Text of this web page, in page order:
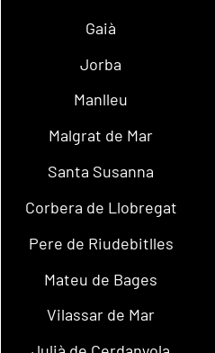
Gaià
Jorba
Manlleu
Malgrat de Mar
Santa Susanna
Corbera de Llobregat
Pere de Riudebitlles
Mateu de Bages
Vilassar de Mar